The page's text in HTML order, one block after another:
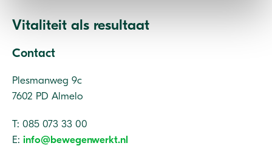
Vitaliteit als resultaat
Contact
Plesmanweg 9c
7602 PD Almelo
T: 085 073 33 00
E: info@bewegenwerkt.nl